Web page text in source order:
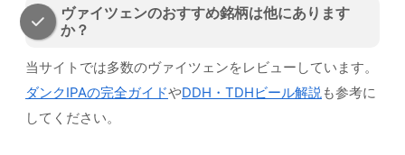
ヴァイツェンのおすすめ銘柄は他にあります
か？
当サイトでは多数のヴァイツェンをレビューしています。
ダンクIPAの完全ガイドやDDH・TDHビール解説 も参考に
してください。